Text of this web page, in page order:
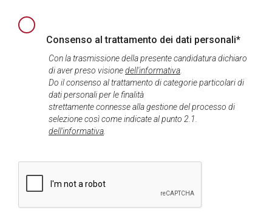
Consenso al trattamento dei dati personali*
Con la trasmissione della presente candidatura dichiaro
di aver preso visionedell'informativa
Do il consenso al trattamento di categorie particolari di
dati personali per le finalità
strettamente connesse alla gestione del processo di
selezione così come indicate al punto 2.1.
dell'informativa